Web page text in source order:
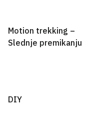
Motion trekking –
Slednje premikanju
DIY